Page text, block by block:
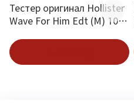
Тестер оригинал Hollister
Wave For Him Edt (M) 100